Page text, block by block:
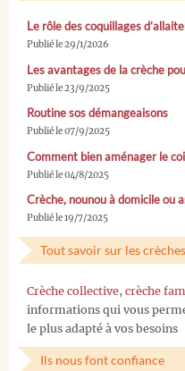
Le rôle des coquillages
Publié le 29/1/2026
Les avantages de la crèche
Publié le 23/9/2025
Routine sos démangeaisons
Publié le 07/9/2025
Comment bien aménager le
Publié le 04/8/2025
Crèche, nounou à domicile ou
Publié le 19/7/2025
Tout savoir sur les crèches
Crèche collective, crèche
informations qui vous
le plus adapté à vos besoins
Ils nous font confiance